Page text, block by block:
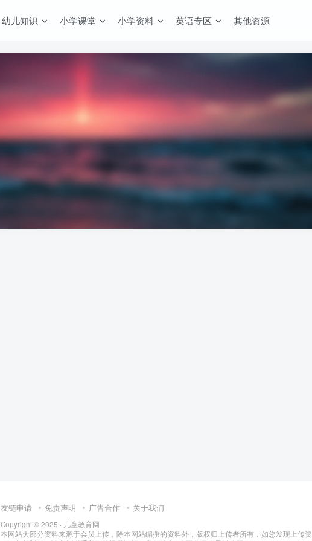
幼儿知识 小学课堂 小学资料 英语专区 其他资源
友链申请 免责声明 广告合作 关于我们
Copyright © 2025 · 儿童教育网
本网站大部分资料来源于会员上传，除本网站编撰的资料外，版权归上传者所有，如您发现上传